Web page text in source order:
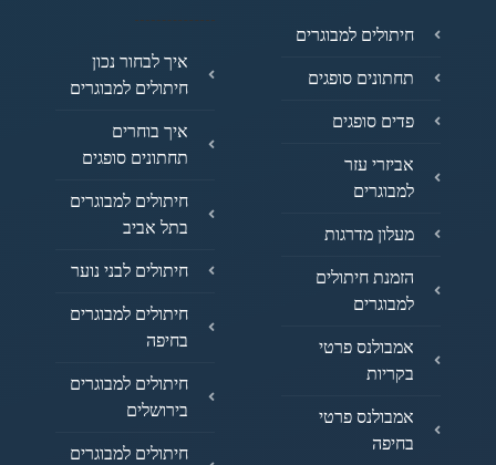
חיתולים למבוגרים
תחתונים סופגים
פדים סופגים
אביזרי עזר
למבוגרים
מעלון מדרגות
הזמנת חיתולים
למבוגרים
אמבולנס פרטי
בקריות
אמבולנס פרטי
בחיפה
איך לבחור נכון
חיתולים למבוגרים
איך בוחרים
תחתונים סופגים
חיתולים למבוגרים
בתל אביב
חיתולים לבני נוער
חיתולים למבוגרים
בחיפה
חיתולים למבוגרים
בירושלים
חיתולים למבוגרים